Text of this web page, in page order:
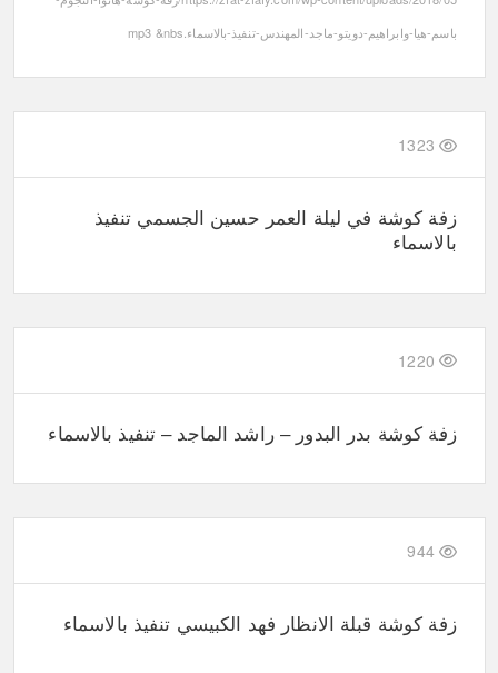
باسم-هيا-وابراهيم-دويتو-ماجد-المهندس-تنفيذ-بالاسماء.mp3 &nbs
1323
زفة كوشة في ليلة العمر حسين الجسمي تنفيذ
بالاسماء
1220
زفة كوشة بدر البدور – راشد الماجد – تنفيذ بالاسماء
944
زفة كوشة قبلة الانظار فهد الكبيسي تنفيذ بالاسماء